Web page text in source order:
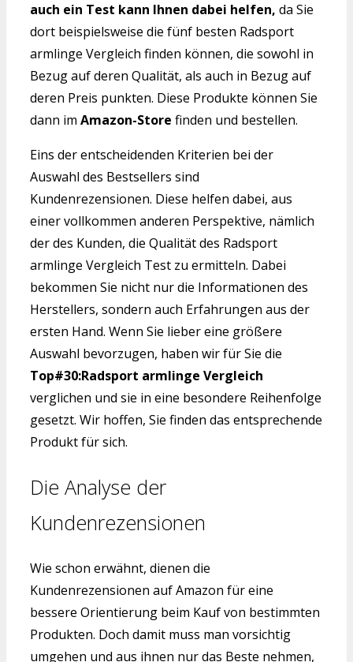
auch ein Test kann Ihnen dabei helfen, da Sie
dort beispielsweise die fünf besten Radsport
armlinge Vergleich finden können, die sowohl in
Bezug auf deren Qualität, als auch in Bezug auf
deren Preis punkten. Diese Produkte können Sie
dann im Amazon-Store finden und bestellen.
Eins der entscheidenden Kriterien bei der
Auswahl des Bestsellers sind
Kundenrezensionen. Diese helfen dabei, aus
einer vollkommen anderen Perspektive, nämlich
der des Kunden, die Qualität des Radsport
armlinge Vergleich Test zu ermitteln. Dabei
bekommen Sie nicht nur die Informationen des
Herstellers, sondern auch Erfahrungen aus der
ersten Hand. Wenn Sie lieber eine größere
Auswahl bevorzugen, haben wir für Sie die
Top#30:Radsport armlinge Vergleich
verglichen und sie in eine besondere Reihenfolge
gesetzt. Wir hoffen, Sie finden das entsprechende
Produkt für sich.
Die Analyse der
Kundenrezensionen
Wie schon erwähnt, dienen die
Kundenrezensionen auf Amazon für eine
bessere Orientierung beim Kauf von bestimmten
Produkten. Doch damit muss man vorsichtig
umgehen und aus ihnen nur das Beste nehmen,